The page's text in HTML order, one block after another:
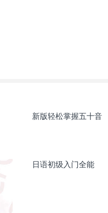
新版轻松掌握五十音
日语初级入门全能